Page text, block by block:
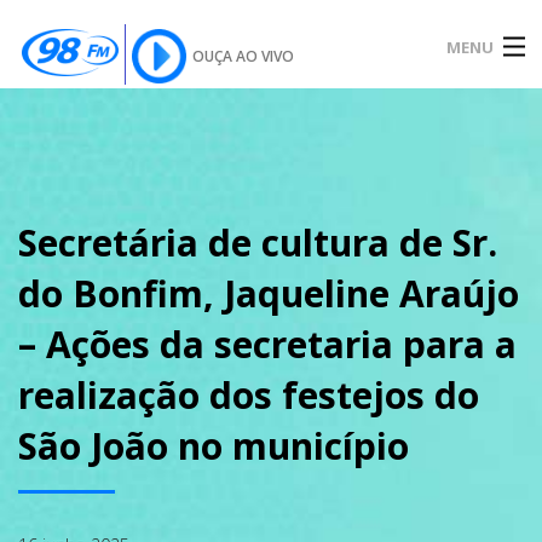
OUÇA AO VIVO MENU
SOBRE
PODCAST
Secretária de cultura de Sr.
do Bonfim, Jaqueline Araújo
– Ações da secretaria para a
realização dos festejos do
São João no município